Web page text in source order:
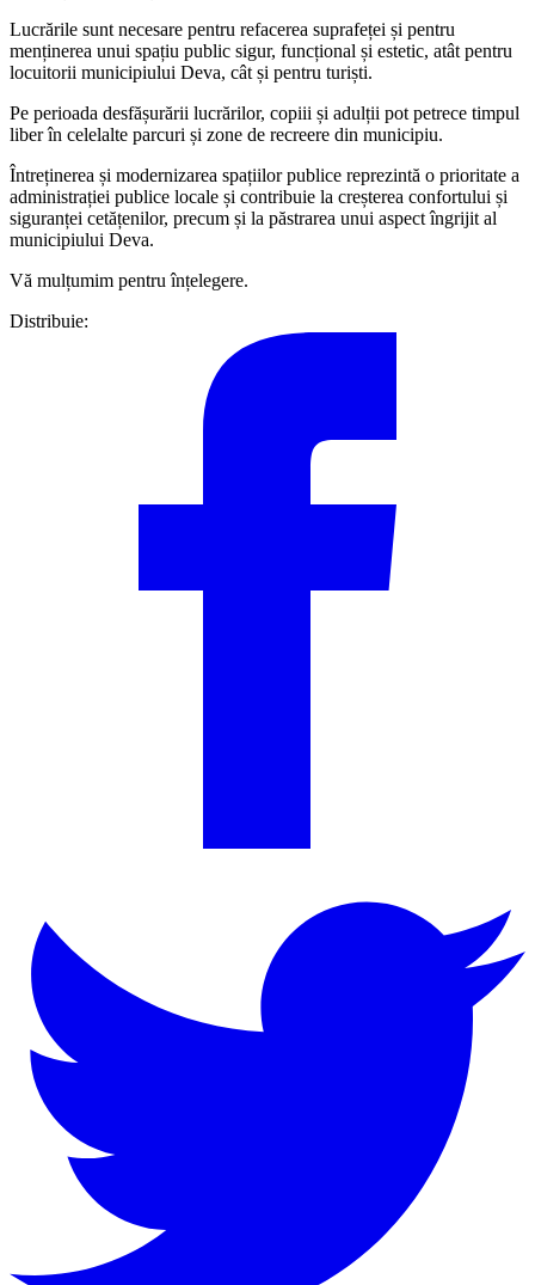
Lucrările sunt necesare pentru refacerea suprafeței și pentru
menținerea unui spațiu public sigur, funcțional și estetic, atât pentru
locuitorii municipiului Deva, cât și pentru turiști.
Pe perioada desfășurării lucrărilor, copiii și adulții pot petrece timpul
liber în celelalte parcuri și zone de recreere din municipiu.
Întreținerea și modernizarea spațiilor publice reprezintă o prioritate a
administrației publice locale și contribuie la creșterea confortului și
siguranței cetățenilor, precum și la păstrarea unui aspect îngrijit al
municipiului Deva.
Vă mulțumim pentru înțelegere.
Distribuie: